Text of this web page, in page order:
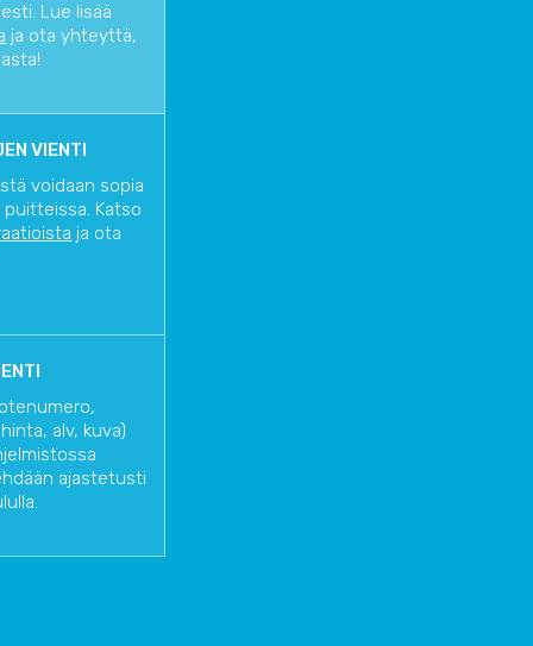
Lue lisää
ja ota yhteyttä,
VIENTI
voidaan sopia
Katso
ja ota
alv, kuva)
ajastetusti